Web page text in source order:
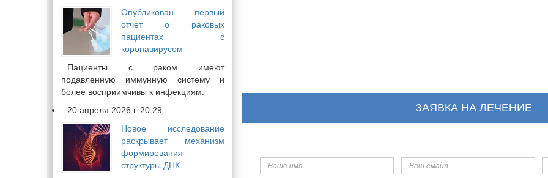
Опубликован первый
отчет о раковых
пациентах с
коронавирусом
Пациенты с раком имеют
подавленную иммунную систему и
более восприимчивы к инфекциям.
20 апреля 2026 г. 20:29
Новое исследование
раскрывает механизм
формирования
структуры ДНК
ЗАЯВКА НА ЛЕЧЕНИЕ
имя
емайл